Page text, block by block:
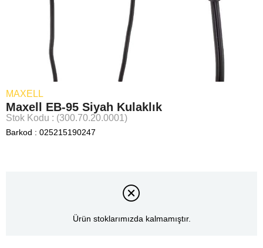
MAXELL
Maxell EB-95 Siyah Kulaklık
Stok Kodu (300.70.20.0001)
Barkod : 025215190247
Ürün stoklarımızda kalmamıştır.